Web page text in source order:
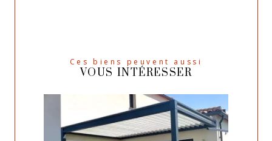
Ces biens peuvent aussi
VOUS INTÉRESSER